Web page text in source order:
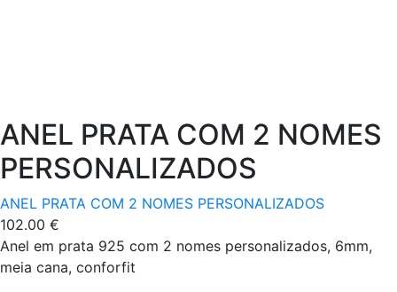
ANEL PRATA COM 2 NOMES
PERSONALIZADOS
ANEL PRATA COM 2 NOMES PERSONALIZADOS
102.00 €
Anel em prata 925 com 2 nomes personalizados, 6mm,
meia cana, conforfit